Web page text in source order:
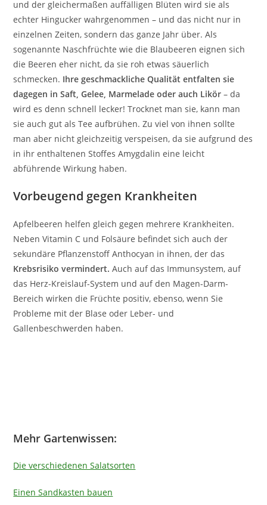
und der gleichermaßen auffälligen Blüten wird sie als
echter Hingucker wahrgenommen – und das nicht nur in
einzelnen Zeiten, sondern das ganze Jahr über. Als
sogenannte Naschfrüchte wie die Blaubeeren eignen sich
die Beeren eher nicht, da sie roh etwas säuerlich
schmecken. Ihre geschmackliche Qualität entfalten sie
dagegen in Saft, Gelee, Marmelade oder auch Likör – da
wird es denn schnell lecker! Trocknet man sie, kann man
sie auch gut als Tee aufbrühen. Zu viel von ihnen sollte
man aber nicht gleichzeitig verspeisen, da sie aufgrund des
in ihr enthaltenen Stoffes Amygdalin eine leicht
abführende Wirkung haben.
Vorbeugend gegen Krankheiten
Apfelbeeren helfen gleich gegen mehrere Krankheiten.
Neben Vitamin C und Folsäure befindet sich auch der
sekundäre Pflanzenstoff Anthocyan in ihnen, der das
Krebsrisiko vermindert. Auch auf das Immunsystem, auf
das Herz-Kreislauf-System und auf den Magen-Darm-
Bereich wirken die Früchte positiv, ebenso, wenn Sie
Probleme mit der Blase oder Leber- und
Gallenbeschwerden haben.
Mehr Gartenwissen:
Die verschiedenen Salatsorten
Einen Sandkasten bauen